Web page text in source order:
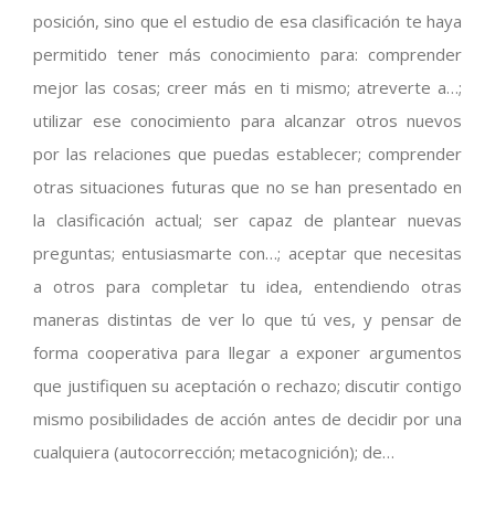
posición, sino que el estudio de esa clasificación te haya
permitido tener más conocimiento para: comprender
mejor las cosas; creer más en ti mismo; atreverte a…;
utilizar ese conocimiento para alcanzar otros nuevos
por las relaciones que puedas establecer; comprender
otras situaciones futuras que no se han presentado en
la clasificación actual; ser capaz de plantear nuevas
preguntas; entusiasmarte con…; aceptar que necesitas
a otros para completar tu idea, entendiendo otras
maneras distintas de ver lo que tú ves, y pensar de
forma cooperativa para llegar a exponer argumentos
que justifiquen su aceptación o rechazo; discutir contigo
mismo posibilidades de acción antes de decidir por una
cualquiera (autocorrección; metacognición); de…